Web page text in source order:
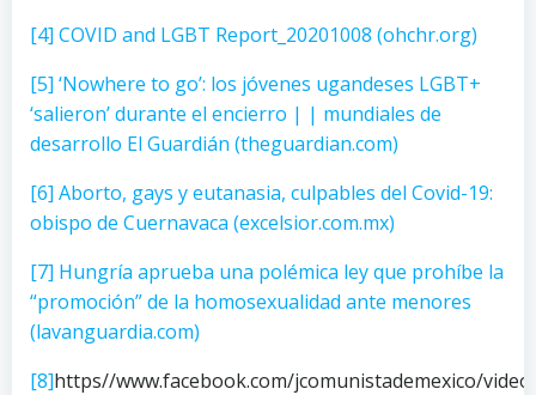
[4] COVID and LGBT Report_20201008 (ohchr.org)
[5] ‘Nowhere to go’: los jóvenes ugandeses LGBT+
‘salieron’ durante el encierro | | mundiales de
desarrollo El Guardián (theguardian.com)
[6] Aborto, gays y eutanasia, culpables del Covid-19:
obispo de Cuernavaca (excelsior.com.mx)
[7] Hungría aprueba una polémica ley que prohíbe la
“promoción” de la homosexualidad ante menores
(lavanguardia.com)
[8]https//www.facebook.com/jcomunistademexico/